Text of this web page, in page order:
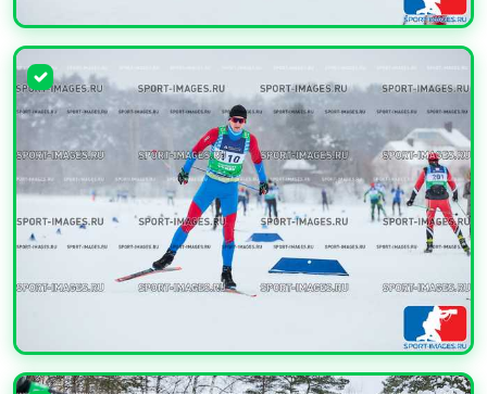
УВЕЛИЧИТЬ
УВЕЛИЧИТЬ